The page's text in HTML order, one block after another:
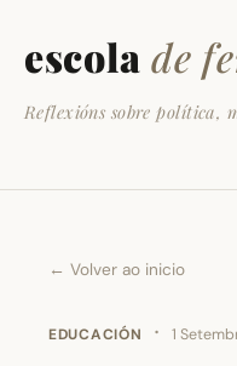
escola de
Reflexións sobre política,
← Volver ao inicio
EDUCACIÓN · 1